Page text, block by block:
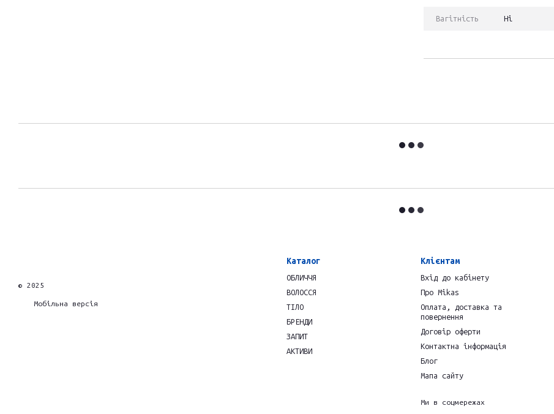
Вагітність Ні
© 2025
Мобільна версія
Каталог
ОБЛИЧЧЯ
ВОЛОССЯ
ТІЛО
БРЕНДИ
ЗАПИТ
АКТИВИ
Клієнтам
Вхід до кабінету
Про Mikas
Оплата, доставка та
повернення
Договір оферти
Контактна інформація
Блог
Мапа сайту
Ми в соцмережах